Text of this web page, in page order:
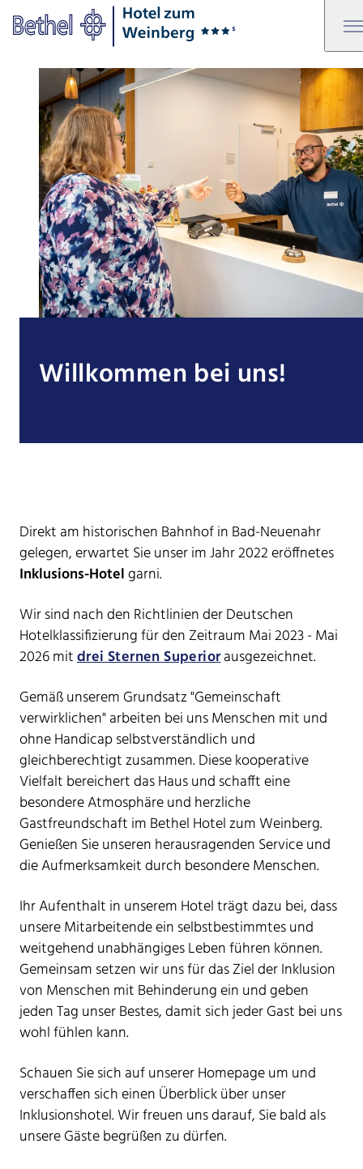
Zum Hauptinhalt springen
Zur Fußzeile springen
Bethel - Hotel zum Weinberg
Willkommen bei uns!
Direkt am historischen Bahnhof in Bad-Neuenahr
gelegen, erwartet Sie unser im Jahr 2022 eröffnetes
Inklusions-Hotelgarni.
Wir sind nach den Richtlinien der Deutschen
Hotelklassifizierung für den Zeitraum Mai 2023 - Mai
2026 mitdrei Sternen Superiorausgezeichnet.
Gemäß unserem Grundsatz "Gemeinschaft
verwirklichen" arbeiten bei uns Menschen mit und
ohne Handicap selbstverständlich und
gleichberechtigt zusammen. Diese kooperative
Vielfalt bereichert das Haus und schafft eine
besondere Atmosphäre und herzliche
Gastfreundschaft im Bethel Hotel zum Weinberg.
Genießen Sie unseren herausragenden Service und
die Aufmerksamkeit durch besondere Menschen.
Ihr Aufenthalt in unserem Hotel trägt dazu bei, dass
unsere Mitarbeitende ein selbstbestimmtes und
weitgehend unabhängiges Leben führen können.
Gemeinsam setzen wir uns für das Ziel der Inklusion
von Menschen mit Behinderung ein und geben
jeden Tag unser Bestes, damit sich jeder Gast bei uns
wohl fühlen kann.
Schauen Sie sich auf unserer Homepage um und
verschaffen sich einen Überblick über unser
Inklusionshotel. Wir freuen uns darauf, Sie bald als
unsere Gäste begrüßen zu dürfen.